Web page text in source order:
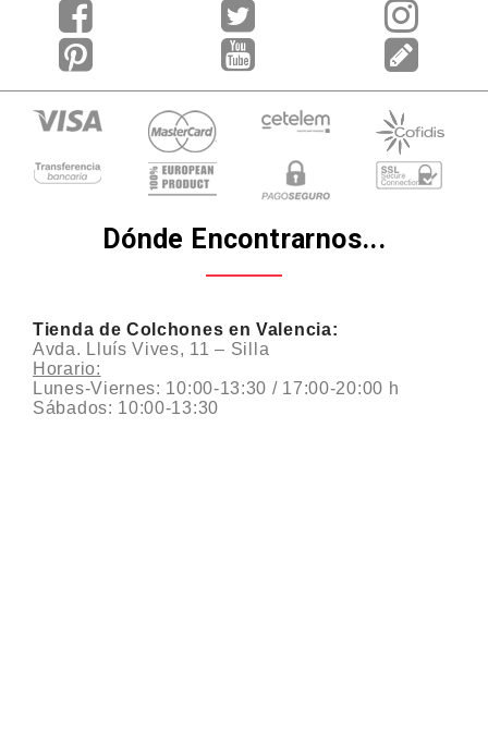
Dónde Encontrarnos...
Tienda de Colchones en Valencia:
Avda. Lluís Vives, 11 – Silla
Horario:
Lunes-Viernes: 10:00-13:30 / 17:00-20:00 h
Sábados: 10:00-13:30